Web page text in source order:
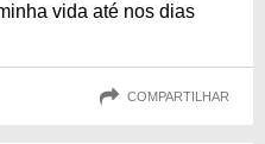
vida até nos dias
COMPARTILHAR